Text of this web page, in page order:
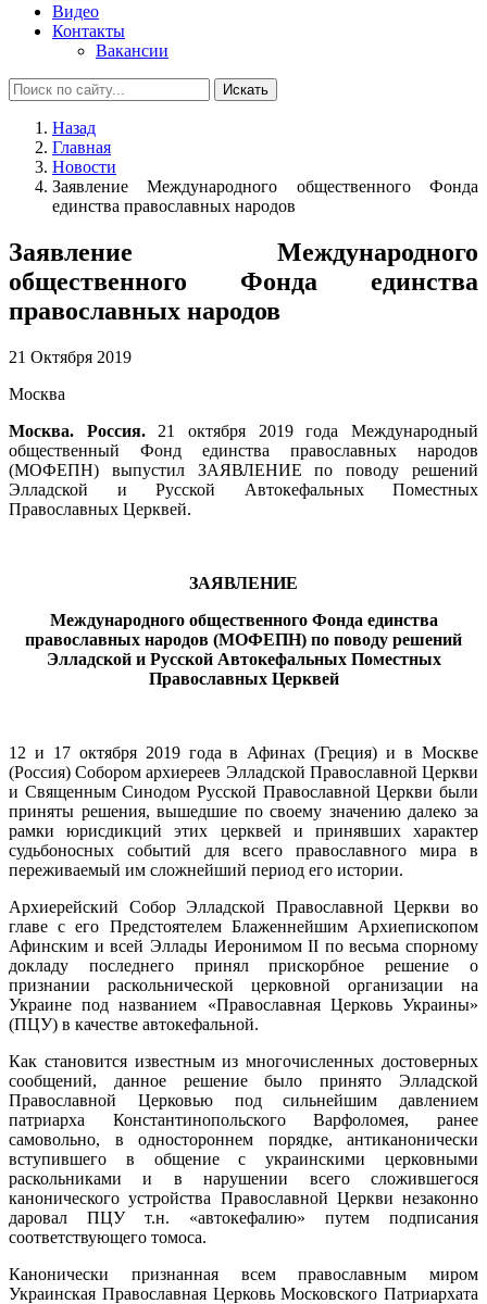
Видео
Контакты
Вакансии
Искать
Назад
Главная
Новости
Заявление Международного общественного Фонда
единства православных народов
Заявление Международного
общественного Фонда единства
православных народов
21 Октября 2019
Москва
Москва. Россия.21 октября 2019 года Международный
общественный Фонд единства православных народов
(МОФЕПН) выпустил ЗАЯВЛЕНИЕ по поводу решений
Элладской и Русской Автокефальных Поместных
Православных Церквей.
ЗАЯВЛЕНИЕ
Международного общественного Фонда единства
православных народов (МОФЕПН) по поводу решений
Элладской и Русской Автокефальных Поместных
Православных Церквей
12 и 17 октября 2019 года в Афинах (Греция) и в Москве
(Россия) Собором архиереев Элладской Православной Церкви
и Священным Синодом Русской Православной Церкви были
приняты решения, вышедшие по своему значению далеко за
рамки юрисдикций этих церквей и принявших характер
судьбоносных событий для всего православного мира в
переживаемый им сложнейший период его истории.
Архиерейский Собор Элладской Православной Церкви во
главе с его Предстоятелем Блаженнейшим Архиепископом
Афинским и всей Эллады Иеронимом II по весьма спорному
докладу последнего принял прискорбное решение о
признании раскольнической церковной организации на
Украине под названием «Православная Церковь Украины»
(ПЦУ) в качестве автокефальной.
Как становится известным из многочисленных достоверных
сообщений, данное решение было принято Элладской
Православной Церковью под сильнейшим давлением
патриарха Константинопольского Варфоломея, ранее
самовольно, в одностороннем порядке, антиканонически
вступившего в общение с украинскими церковными
раскольниками и в нарушении всего сложившегося
канонического устройства Православной Церкви незаконно
даровал ПЦУ т.н. «автокефалию» путем подписания
соответствующего томоса.
Канонически признанная всем православным миром
Украинская Православная Церковь Московского Патриархата